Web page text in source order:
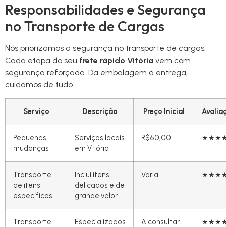
Responsabilidades e Segurança
no Transporte de Cargas
Nós priorizamos a segurança no transporte de cargas.
Cada etapa do seu frete rápido Vitória vem com
segurança reforçada. Da embalagem à entrega,
cuidamos de tudo.
Serviço Descrição Preço Inicial
Pequenas
mudanças
Serviços locais
em Vitória
R$60,00
Transporte
de itens
específicos
Inclui itens
delicados e de
grande valor
Varia
Transporte
Especializados
A consultar